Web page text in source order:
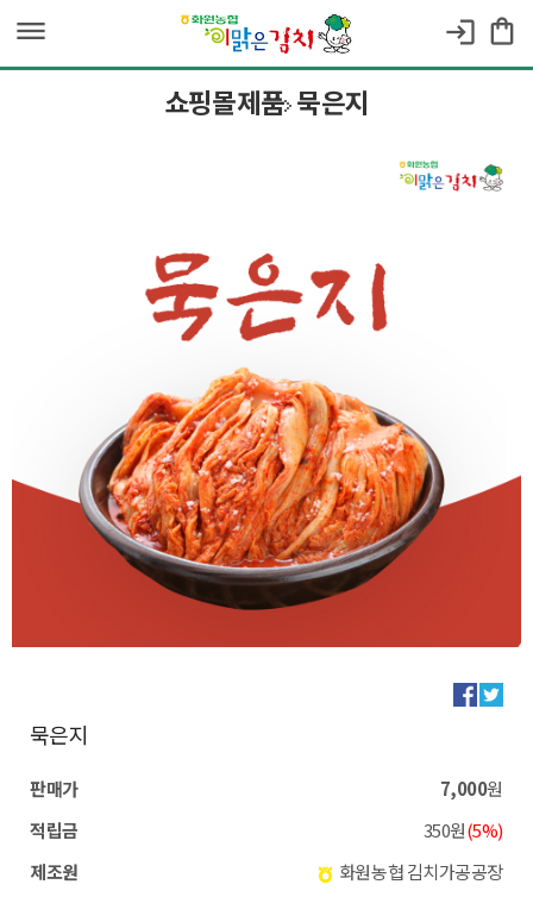
dehaze login shopping_bag
쇼핑몰제품 묵은지
묵은지
판매가 7,000원
적립금
350원(5%)
제조원
화원농협 김치가공공장